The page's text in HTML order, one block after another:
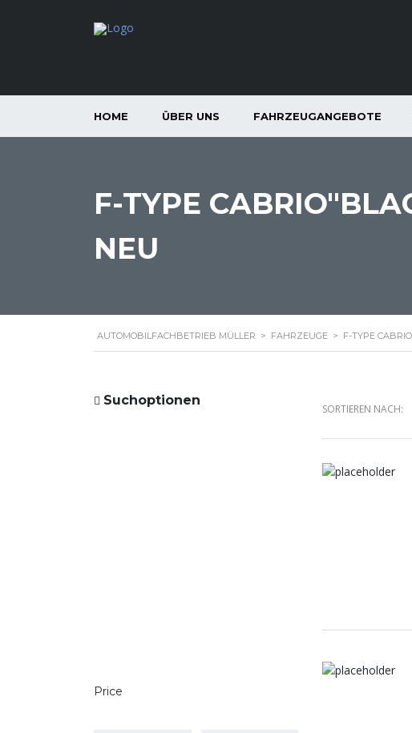
HOME ÜBER UNS FAHRZEUGANGEBOTE
F-TYPE
NEU
AUTOMOBILFACHBETRIEB MÜLLER > FAHRZEUGE > F-TYPE
Suchoptionen
Price
SORTIEREN NACH: